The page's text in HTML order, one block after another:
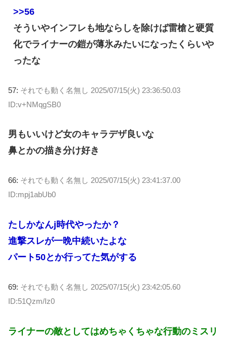
>>56
そういやインフレも地ならしを除けば雷槍と硬質
化でライナーの鎧が薄氷みたいになったくらいや
ったな
57: それでも動く名無し 2025/07/15(火) 23:36:50.03
ID:v+NMqgSB0
男もいいけど女のキャラデザ良いな
鼻とかの描き分け好き
66: それでも動く名無し 2025/07/15(火) 23:41:37.00
ID:mpj1abUb0
たしかなんj時代やったか？
進撃スレが一晩中続いたよな
パート50とか行ってた気がする
69: それでも動く名無し 2025/07/15(火) 23:42:05.60
ID:51Qzm/Iz0
ライナーの敵としてはめちゃくちゃな行動のミスリ